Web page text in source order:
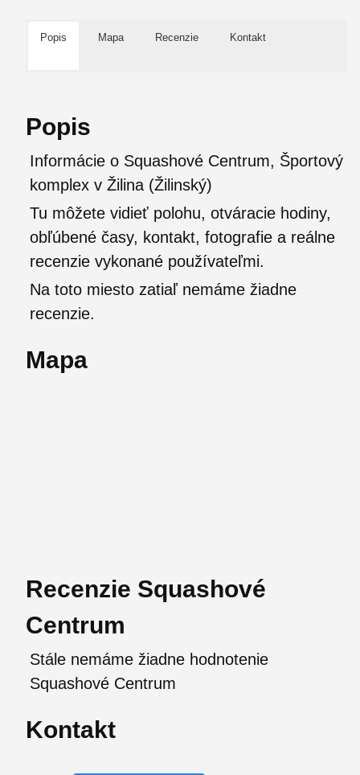
Popis Mapa Recenzie Kontakt
Popis
Informácie o Squashové Centrum, Športový
komplex v Žilina (Žilinský)
Tu môžete vidieť polohu, otváracie hodiny,
obľúbené časy, kontakt, fotografie a reálne
recenzie vykonané používateľmi.
Na toto miesto zatiaľ nemáme žiadne
recenzie.
Mapa
Recenzie Squashové
Centrum
Stále nemáme žiadne hodnotenie
Squashové Centrum
Kontakt